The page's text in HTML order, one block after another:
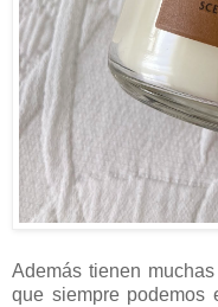
Además tienen
que siempre podemos